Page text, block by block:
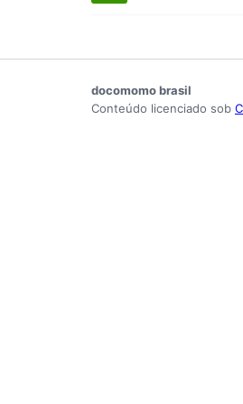
docomomo brasil
Conteúdo licenciado sob